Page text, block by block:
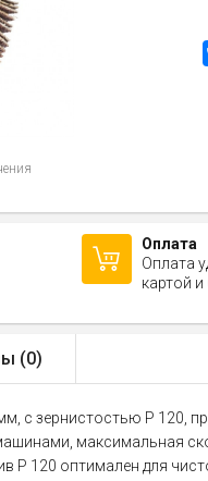
Оплата
Оплата
картой
(0)
с зернистостью P 120,
максимальная
P 120 оптимален для